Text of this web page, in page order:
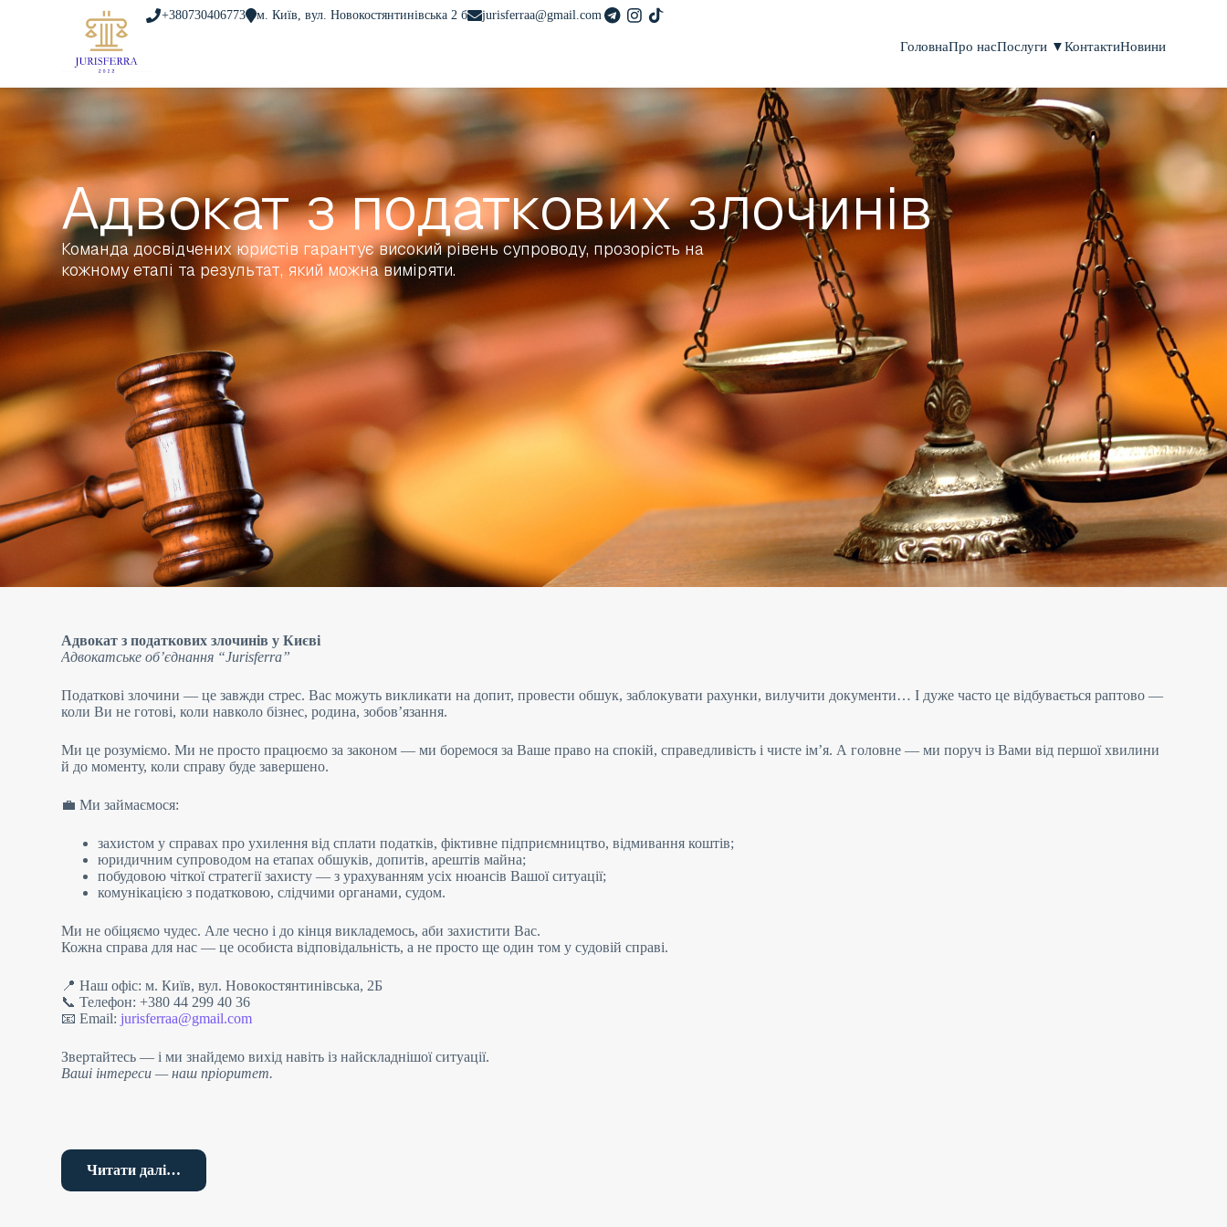
+380730406773 м. Київ, вул. Новокостянтинівська 2 б jurisferraa@gmail.com
ГоловнаПро насПослуги ▼КонтактиНовини
Адвокат з податкових злочинів
Команда досвідчених юристів гарантує високий рівень супроводу, прозорість на
кожному етапі та результат, який можна виміряти.
Адвокат з податкових злочинів у Києві
Адвокатське об’єднання “Jurisferra”
Податкові злочини — це завжди стрес. Вас можуть викликати на допит, провести обшук, заблокувати рахунки, вилучити документи… І дуже часто це відбувається раптово —
коли Ви не готові, коли навколо бізнес, родина, зобов’язання.
Ми це розуміємо. Ми не просто працюємо за законом — ми боремося за Ваше право на спокій, справедливість і чисте ім’я. А головне — ми поруч із Вами від першої хвилини
й до моменту, коли справу буде завершено.
💼 Ми займаємося:
захистом у справах про ухилення від сплати податків, фіктивне підприємництво, відмивання коштів;
юридичним супроводом на етапах обшуків, допитів, арештів майна;
побудовою чіткої стратегії захисту — з урахуванням усіх нюансів Вашої ситуації;
комунікацією з податковою, слідчими органами, судом.
Ми не обіцяємо чудес. Але чесно і до кінця викладемось, аби захистити Вас.
Кожна справа для нас — це особиста відповідальність, а не просто ще один том у судовій справі.
📍 Наш офіс: м. Київ, вул. Новокостянтинівська, 2Б
📞 Телефон: +380 44 299 40 36
📧 Email:jurisferraa@gmail.com
Звертайтесь — і ми знайдемо вихід навіть із найскладнішої ситуації.
Ваші інтереси — наш пріоритет.
включати ухилення від сплати податків, фальсифікацію податкових документів, використання незаконних схем для мінімізації податкових зобов’язань або інші порушення
податкового законодавства.
Читати далі…